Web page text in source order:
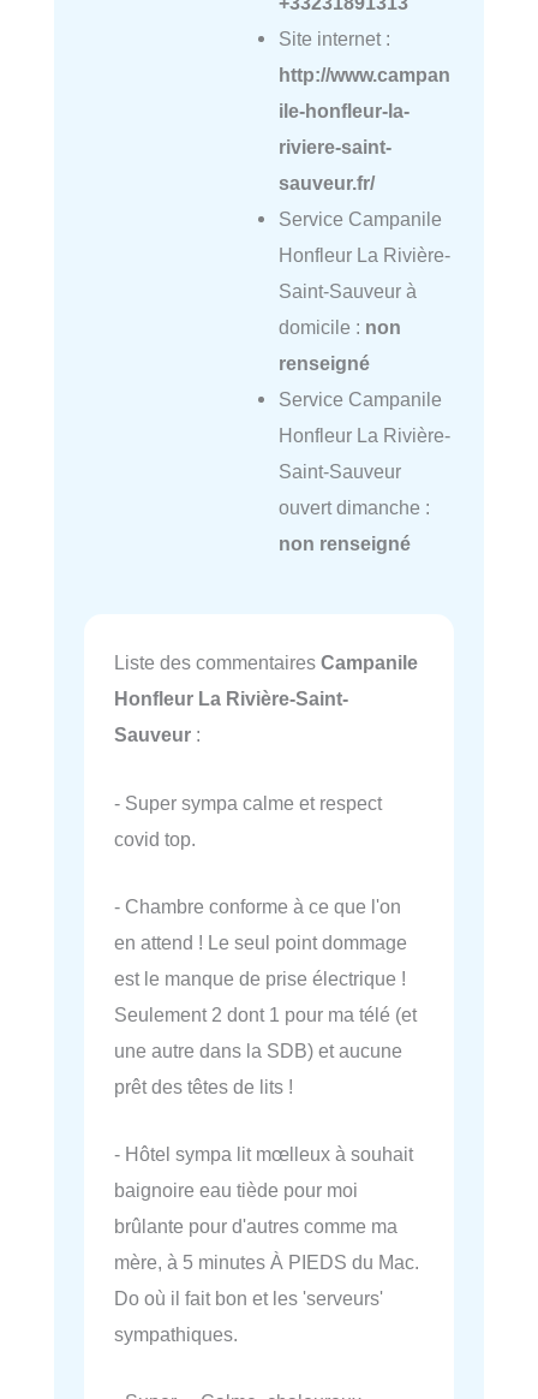
Site internet :
http://www.campan
ile-honfleur-la-
riviere-saint-
sauveur.fr/
Service Campanile
Honfleur La Rivière-
Saint-Sauveur à
domicile : non
renseigné
Service Campanile
Honfleur La Rivière-
Saint-Sauveur
ouvert dimanche :
non renseigné
Liste des commentaires Campanile
Honfleur La Rivière-Saint-
Sauveur :
- Super sympa calme et respect
covid top.
- Chambre conforme à ce que l'on
en attend ! Le seul point dommage
est le manque de prise électrique !
Seulement 2 dont 1 pour ma télé (et
une autre dans la SDB) et aucune
prêt des têtes de lits !
- Hôtel sympa lit mœlleux à souhait
baignoire eau tiède pour moi
brûlante pour d'autres comme ma
mère, à 5 minutes À PIEDS du Mac.
Do où il fait bon et les 'serveurs'
sympathiques.